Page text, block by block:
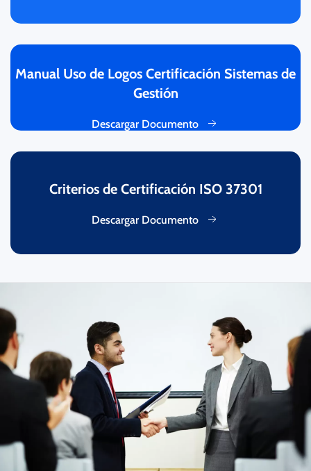
Manual Uso de Logos Certificación Sistemas de
Gestión
Descargar Documento
Criterios de Certificación ISO 37301
Descargar Documento